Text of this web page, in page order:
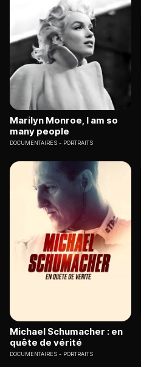
Marilyn Monroe, I am so
many people
DOCUMENTAIRES PORTRAITS
Michael Schumacher : en
quête de vérité
DOCUMENTAIRES PORTRAITS